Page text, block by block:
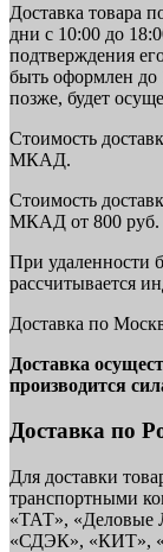
Доставка товара
дни с 10:00 до
подтверждения
быть оформлен до
позже, будет
Стоимость
МКАД.
Стоимость
МКАД от 800
При удаленности
рассчитывается
Доставка по
Доставка
производится
Доставка по
Для доставки
транспортными
«ТАТ», «Деловые
«СДЭК», «КИТ»,